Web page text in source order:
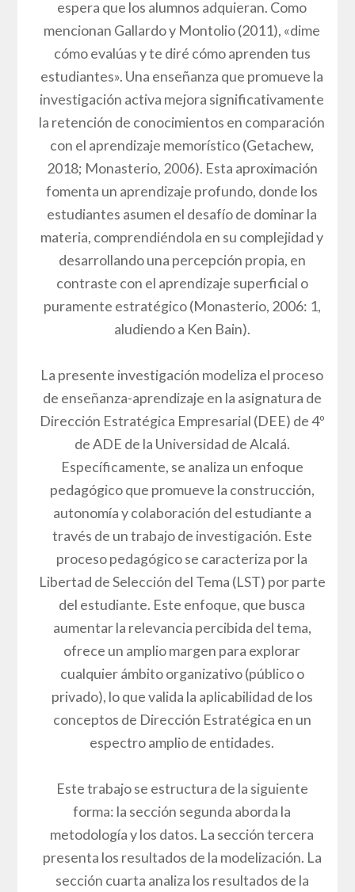
espera que los alumnos adquieran. Como
mencionan Gallardo y Montolio (2011), «dime
cómo evalúas y te diré cómo aprenden tus
estudiantes». Una enseñanza que promueve la
investigación activa mejora significativamente
la retención de conocimientos en comparación
con el aprendizaje memorístico (Getachew,
2018; Monasterio, 2006). Esta aproximación
fomenta un aprendizaje profundo, donde los
estudiantes asumen el desafío de dominar la
materia, comprendiéndola en su complejidad y
desarrollando una percepción propia, en
contraste con el aprendizaje superficial o
puramente estratégico (Monasterio, 2006: 1,
aludiendo a Ken Bain).
La presente investigación modeliza el proceso
de enseñanza-aprendizaje en la asignatura de
Dirección Estratégica Empresarial (DEE) de 4º
de ADE de la Universidad de Alcalá.
Específicamente, se analiza un enfoque
pedagógico que promueve la construcción,
autonomía y colaboración del estudiante a
través de un trabajo de investigación. Este
proceso pedagógico se caracteriza por la
Libertad de Selección del Tema (LST) por parte
del estudiante. Este enfoque, que busca
aumentar la relevancia percibida del tema,
ofrece un amplio margen para explorar
cualquier ámbito organizativo (público o
privado), lo que valida la aplicabilidad de los
conceptos de Dirección Estratégica en un
espectro amplio de entidades.
Este trabajo se estructura de la siguiente
forma: la sección segunda aborda la
metodología y los datos. La sección tercera
presenta los resultados de la modelización. La
sección cuarta analiza los resultados de la